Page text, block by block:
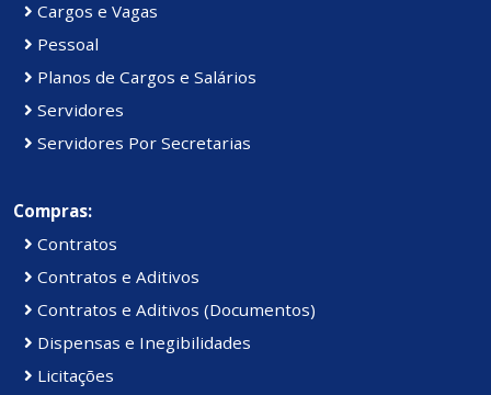
Cargos e Vagas
Pessoal
Planos de Cargos e Salários
Servidores
Servidores Por Secretarias
Compras:
Contratos
Contratos e Aditivos
Contratos e Aditivos (Documentos)
Dispensas e Inegibilidades
Licitações